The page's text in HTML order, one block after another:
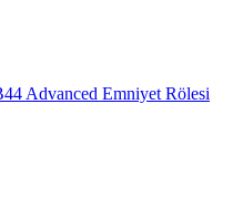
Advanced Emniyet Rölesi